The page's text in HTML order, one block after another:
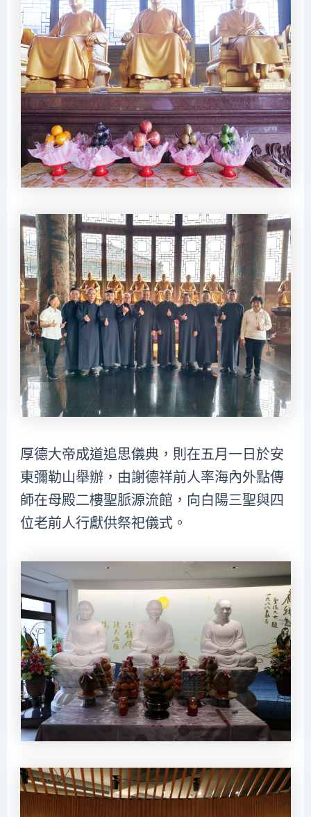
厚德大帝成道追思儀典，則在五月一日於安
東彌勒山舉辦，由謝德祥前人率海內外點傳
師在母殿二樓聖脈源流館，向白陽三聖與四
位老前人行獻供祭祀儀式。